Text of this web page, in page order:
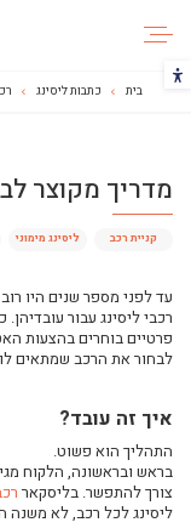
הכפתור משנה את צבעי
בית כתבות ליסינג
מדריך מקוצר לבחירת רכב
וידאו: ליסינג רכב מסחרי או רכב
ליסינג לעצמאיים - מה מוכר
2024-לאן נסע שוק הרכב
השכרת רכב יוקרה: כך תבחרו
איזה רכב עבודה בליסינג מומלץ
ליסינג לרכב יוקרה היברידי או
ההבדל בין ליסינג תפעולי
מדריך מקוצר
קניית רכב ליסינג מימוני
עד לפני מספר שנים היו
רכבי ליסינג עבור עובדיהן.
פרטיים בוחרים בהצעות
לבחור את הרכב שמתאים
איך זה עובד?
התהליך הוא פשוט.
בראש ובראשונה, הלקוח
צורך להתפשר. בליסקאר
ליסינג לכל רכב, לא משנה